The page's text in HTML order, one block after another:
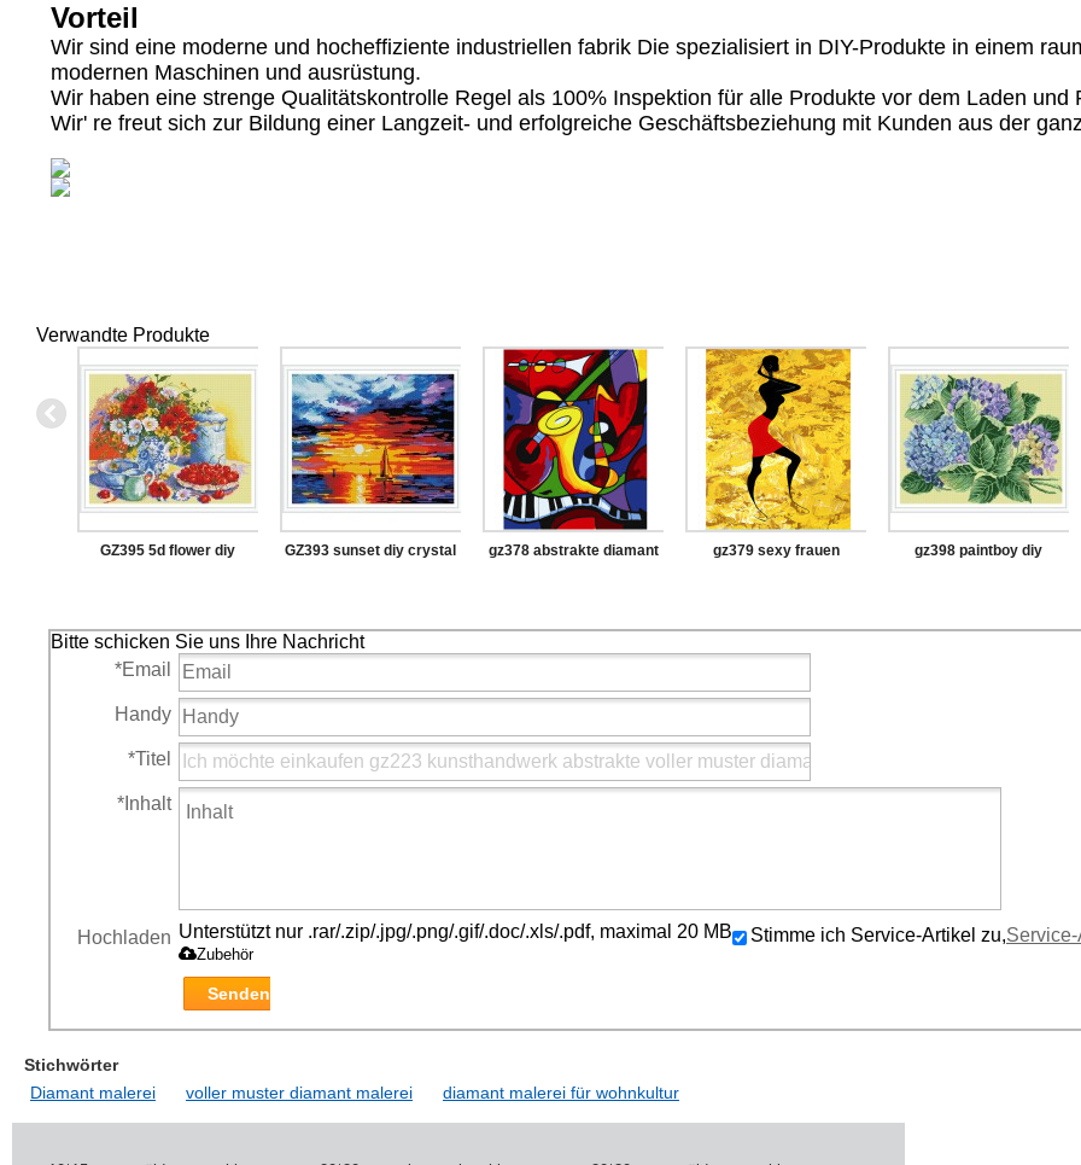
Vorteil
Wir sind eine moderne und hocheffiziente industriellen fabrik Die spezialisiert in DIY-Produkte in einem
modernen Maschinen und ausrüstung.
Wir haben eine strenge Qualitätskontrolle Regel als 100% Inspektion für alle Produkte vor dem Laden
Wir' re freut sich zur Bildung einer Langzeit- und erfolgreiche Geschäftsbeziehung mit Kunden aus der
Verwandte Produkte
GZ395 5d flower diy GZ393 sunset diy crystal gz378 abstrakte diamant gz379 sexy frauen gz398 paintboy diy
Bitte schicken Sie uns Ihre Nachricht
*Email
Handy
*Titel
* Inhalt
Hochladen Unterstützt nur .rar/.zip/.jpg/.png/.gif/.doc/.xls/.pdf, maximal 20 MB
Zubehör
Stimme ich Service-Artikel zu,Service-
Senden
Stichwörter
Diamant malerei
voller muster diamant malerei diamant malerei für wohnkultur